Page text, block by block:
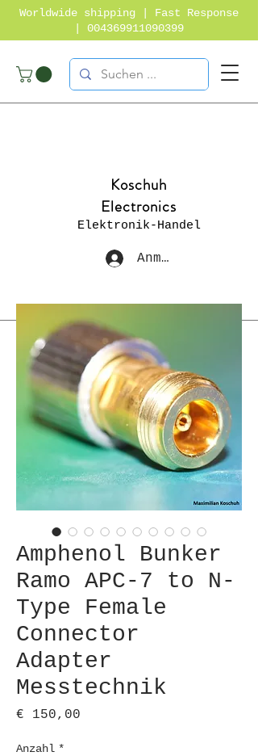
Worldwide shipping | Fast Response
004369911090399
Koschuh
Electronics
Elektronik-Handel
Anmelden
Amphenol Bunker
Ramo APC-7 to N-
Type Female
Connector
Adapter
Messtechnik
€ 150,00
Anzahl *